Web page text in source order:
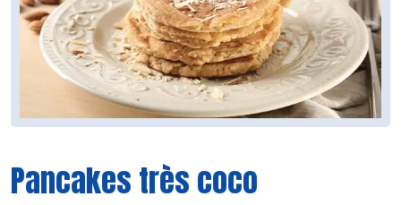
Pancakes très coco